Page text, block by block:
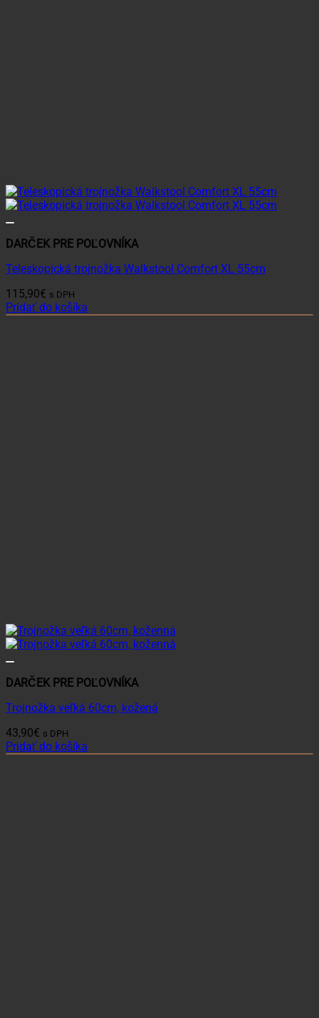
DARČEK PRE POĽOVNÍKA
Teleskopická trojnožka Walkstool Comfort XL 55cm
115,90€ s DPH
Pridať do košíka
DARČEK PRE POĽOVNÍKA
Trojnožka veľká 60cm, kožená
43,90€ s DPH
Pridať do košíka